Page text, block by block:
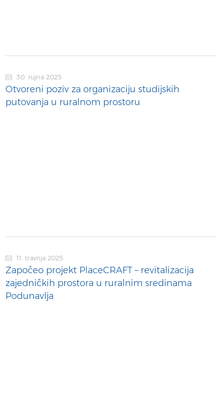
30. rujna 2025
Otvoreni poziv za organizaciju studijskih
putovanja u ruralnom prostoru
11. travnja 2025
Započeo projekt PlaceCRAFT – revitalizacija
zajedničkih prostora u ruralnim sredinama
Podunavlja